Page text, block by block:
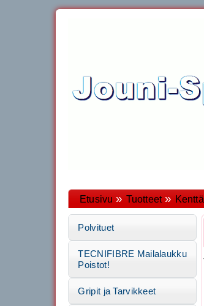
Etusivu » Tuotteet»
Polvituet
TECNIFIBRE Mailalaukku
Poistot!
Gripit ja Tarvikkeet